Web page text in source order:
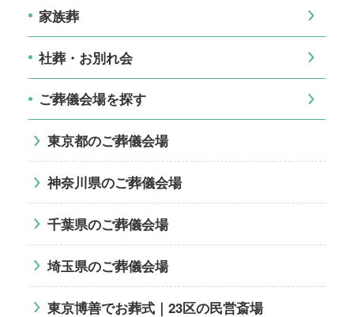
家族葬
社葬・お別れ会
ご葬儀会場を探す
東京都のご葬儀会場
神奈川県のご葬儀会場
千葉県のご葬儀会場
埼玉県のご葬儀会場
東京博善でお葬式｜23区の民営斎場